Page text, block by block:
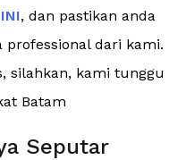
, dan pastikan anda
professional dari kami.
silahkan, kami tunggu
Batam
Seputar